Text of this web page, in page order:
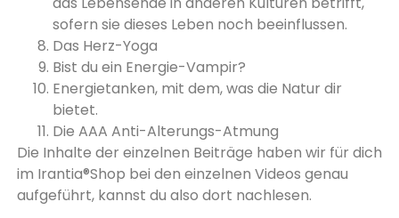
sofern sie dieses Leben noch beeinflussen.
Das Herz-Yoga
Bist du ein Energie-Vampir?
Energietanken, mit dem, was die Natur dir
bietet.
Die AAA Anti-Alterungs-Atmung
Die Inhalte der einzelnen Beiträge haben wir für dich
im Irantia®Shop bei den einzelnen Videos genau
aufgeführt, kannst du also dort nachlesen.